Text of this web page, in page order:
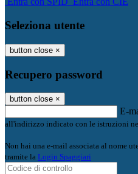
Seleziona utente
button close ×
Recupero password
button close ×
E-
all'indirizzo indicato con le istruzioni
Non hai una e-mail associata al nome
tramite la Login Spaggiari